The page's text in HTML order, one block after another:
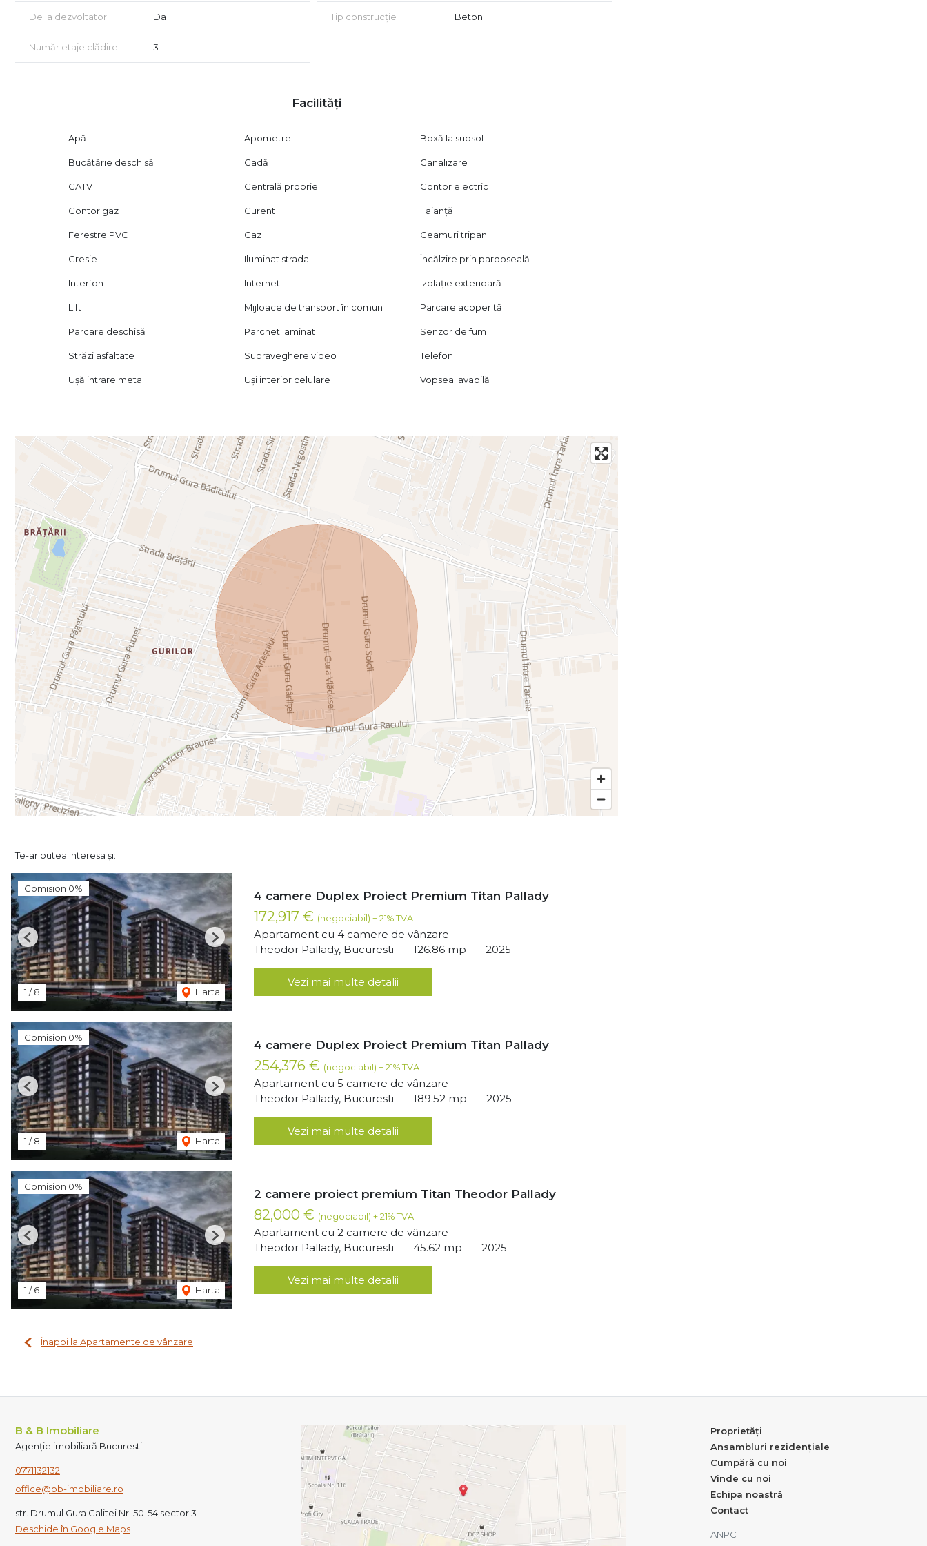
- Boxe individuale
De la dezvoltator Da Tip construcție Beton
Număr etaje clădire 3
Facilități
Apă Apometre Boxă la subsol
Bucătărie deschisă Cadă Canalizare
CATV Centrală proprie Contor electric
Contor gaz Curent Faianță
Ferestre PVC Gaz Geamuri tripan
Gresie Iluminat stradal Încălzire prin pardoseală
Interfon Internet Izolație exterioară
Lift Mijloace de transport în comun Parcare acoperită
Parcare deschisă Parchet laminat Senzor de fum
Străzi asfaltate Supraveghere video Telefon
Ușă intrare metal Uși interior celulare Vopsea lavabilă
Te-ar putea interesa și:
Comision 0%
1 /8 Harta
Previous Next
4 camere Duplex Proiect Premium Titan Pallady
172,917 € (negociabil) + 21% TVA
Apartament cu 4 camere de vânzare
Theodor Pallady, Bucuresti
126.86 mp 2025
Vezi mai multe detalii
Comision 0%
1 /8 Harta
Previous Next
4 camere Duplex Proiect Premium Titan Pallady
254,376 € (negociabil) + 21% TVA
Apartament cu 5 camere de vânzare
Theodor Pallady, Bucuresti
189.52 mp 2025
Vezi mai multe detalii
Comision 0%
1 /6 Harta
Previous Next
2 camere proiect premium Titan Theodor Pallady
82,000 € (negociabil) + 21% TVA
Apartament cu 2 camere de vânzare
Theodor Pallady, Bucuresti
45.62 mp 2025
Vezi mai multe detalii
Înapoi la Apartamente de vânzare
B & B Imobiliare
Agenție imobiliară Bucuresti
0771132132
office@bb-imobiliare.ro
str. Drumul Gura Calitei Nr. 50-54 sector 3
Deschide în Google Maps
Proprietăți
Ansambluri rezidențiale
Cumpără cu noi
Vinde cu noi
Echipa noastră
Contact
ANPC